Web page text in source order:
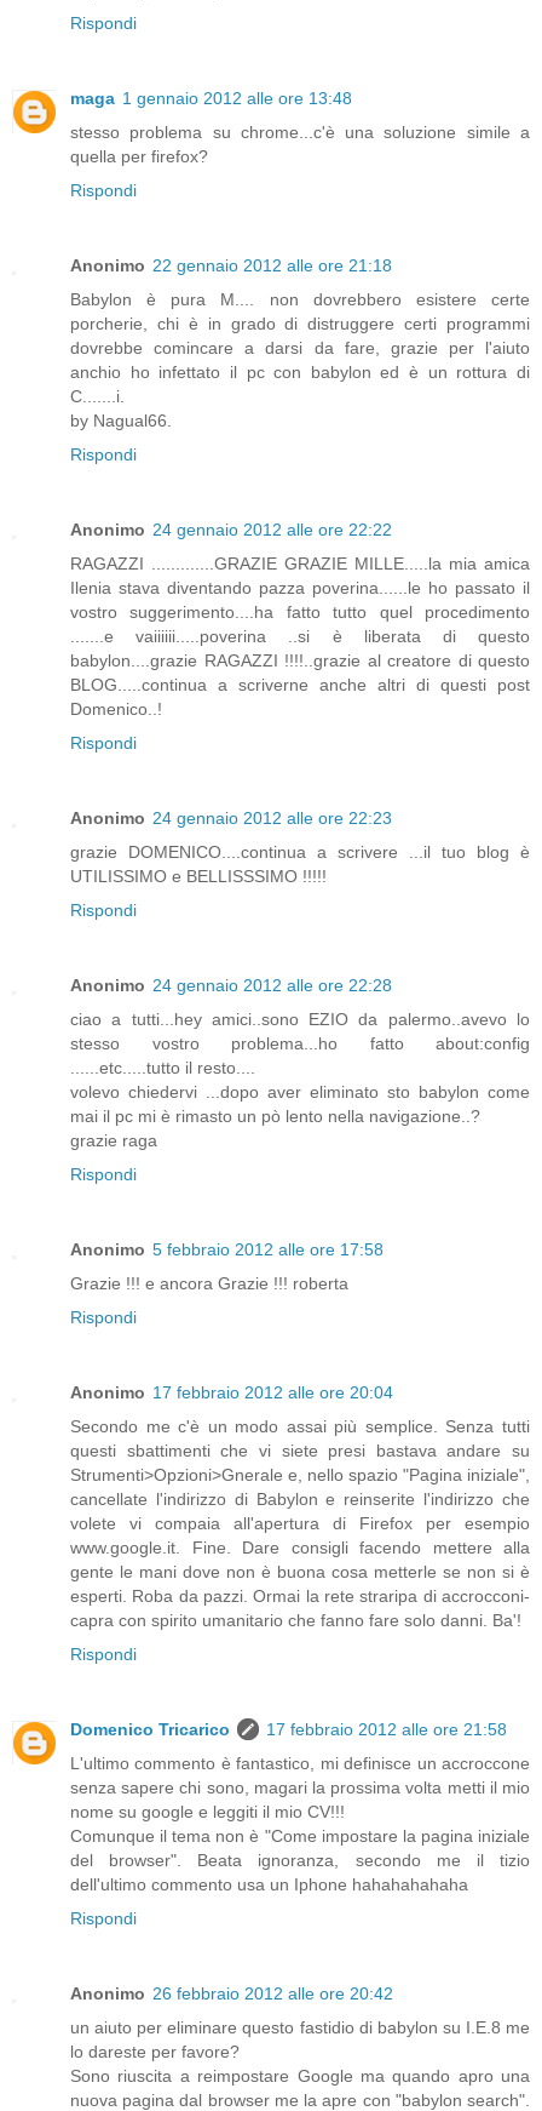
Rispondi
maga 1 gennaio 2012 alle ore 13:48
stesso problema su chrome...c'è una soluzione simile a
quella per firefox?
Rispondi
Anonimo 22 gennaio 2012 alle ore 21:18
Babylon è pura M.... non dovrebbero esistere certe
porcherie, chi è in grado di distruggere certi programmi
dovrebbe comincare a darsi da fare, grazie per l'aiuto
anchio ho infettato il pc con babylon ed è un rottura di
C.......i.
by Nagual66.
Rispondi
Anonimo 24 gennaio 2012 alle ore 22:22
RAGAZZI .............GRAZIE GRAZIE MILLE.....la mia amica
Ilenia stava diventando pazza poverina......le ho passato il
vostro suggerimento....ha fatto tutto quel procedimento
.......e vaiiiiii.....poverina ..si è liberata di questo
babylon....grazie RAGAZZI !!!!..grazie al creatore di questo
BLOG.....continua a scriverne anche altri di questi post
Domenico..!
Rispondi
Anonimo 24 gennaio 2012 alle ore 22:23
grazie DOMENICO....continua a scrivere ...il tuo blog è
UTILISSIMO e BELLISSSIMO !!!!!
Rispondi
Anonimo 24 gennaio 2012 alle ore 22:28
ciao a tutti...hey amici..sono EZIO da palermo..avevo lo
stesso vostro problema...ho fatto about:config
......etc.....tutto il resto....
volevo chiedervi ...dopo aver eliminato sto babylon come
mai il pc mi è rimasto un pò lento nella navigazione..?
grazie raga
Rispondi
Anonimo 5 febbraio 2012 alle ore 17:58
Grazie !!! e ancora Grazie !!! roberta
Rispondi
Anonimo 17 febbraio 2012 alle ore 20:04
Secondo me c'è un modo assai più semplice. Senza tutti
questi sbattimenti che vi siete presi bastava andare su
Strumenti>Opzioni>Gnerale e, nello spazio "Pagina iniziale",
cancellate l'indirizzo di Babylon e reinserite l'indirizzo che
volete vi compaia all'apertura di Firefox per esempio
www.google.it. Fine. Dare consigli facendo mettere alla
gente le mani dove non è buona cosa metterle se non si è
esperti. Roba da pazzi. Ormai la rete straripa di accrocconi-
capra con spirito umanitario che fanno fare solo danni. Ba'!
Rispondi
Domenico Tricarico
17 febbraio 2012 alle ore 21:58
L'ultimo commento è fantastico, mi definisce un accroccone
senza sapere chi sono, magari la prossima volta metti il mio
nome su google e leggiti il mio CV!!!
Comunque il tema non è "Come impostare la pagina iniziale
del browser". Beata ignoranza, secondo me il tizio
dell'ultimo commento usa un Iphone hahahahahaha
Rispondi
Anonimo 26 febbraio 2012 alle ore 20:42
un aiuto per eliminare questo fastidio di babylon su I.E.8 me
lo dareste per favore?
Sono riuscita a reimpostare Google ma quando apro una
nuova pagina dal browser me la apre con "babylon search".